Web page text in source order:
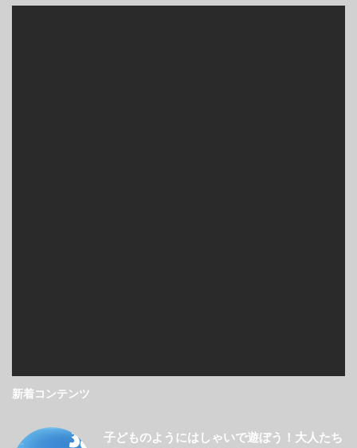
新着コンテンツ
子どものようにはしゃいで遊ぼう！大人たち